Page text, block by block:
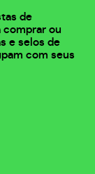
de
comprar ou
e selos de
com seus